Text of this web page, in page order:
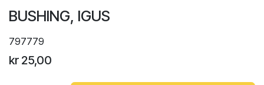
BUSHING, IGUS
797779
kr 25,00